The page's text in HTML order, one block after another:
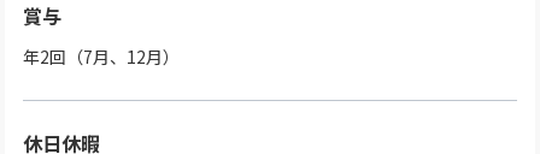
賞与
年2回（7月、12月）
休日休暇